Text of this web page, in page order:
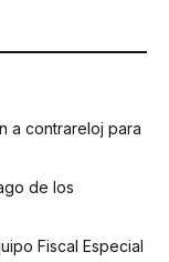
a contrareloj para
de los
Fiscal Especial